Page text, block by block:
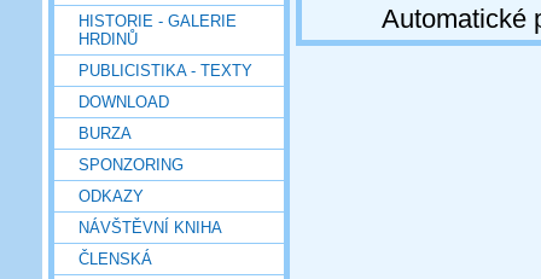
HISTORIE - GALERIE
HRDINŮ
PUBLICISTIKA - TEXTY
DOWNLOAD
BURZA
SPONZORING
ODKAZY
NÁVŠTĚVNÍ KNIHA
ČLENSKÁ
Automatické